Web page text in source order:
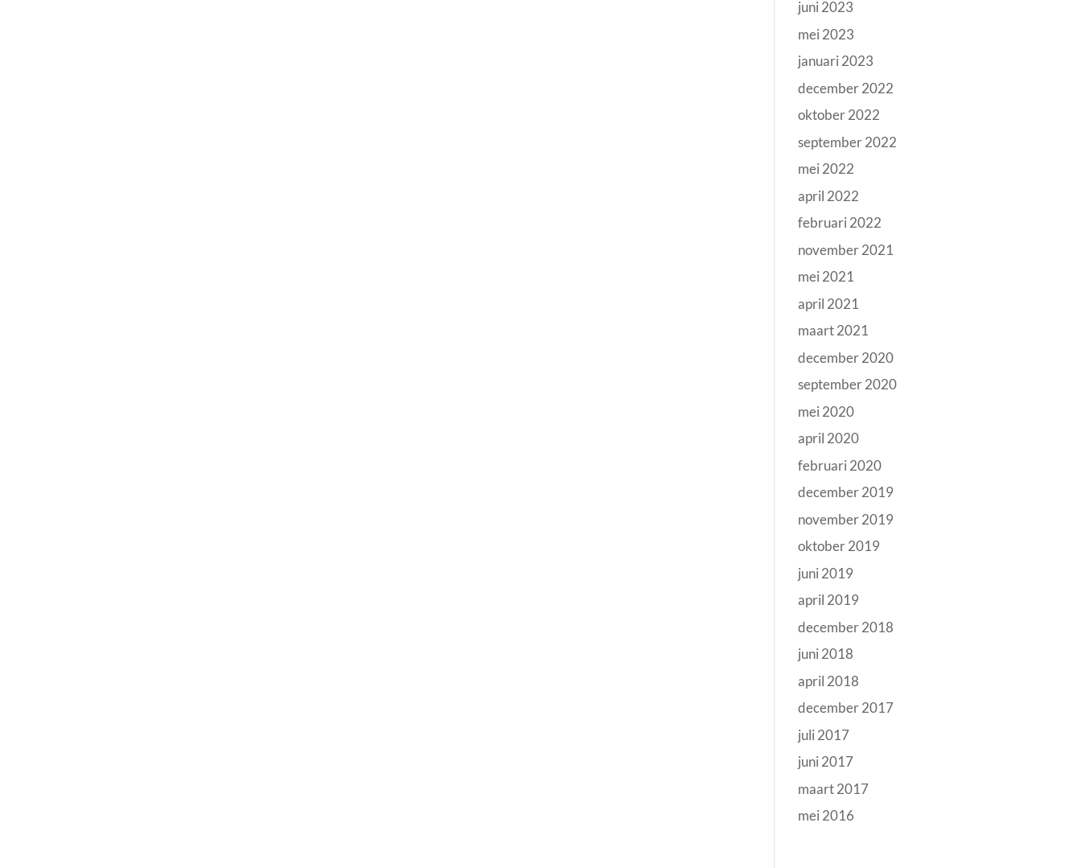
juni 2023
mei 2023
januari 2023
december 2022
oktober 2022
september 2022
mei 2022
april 2022
februari 2022
november 2021
mei 2021
april 2021
maart 2021
december 2020
september 2020
mei 2020
april 2020
februari 2020
december 2019
november 2019
oktober 2019
juni 2019
april 2019
december 2018
juni 2018
april 2018
december 2017
juli 2017
juni 2017
maart 2017
mei 2016